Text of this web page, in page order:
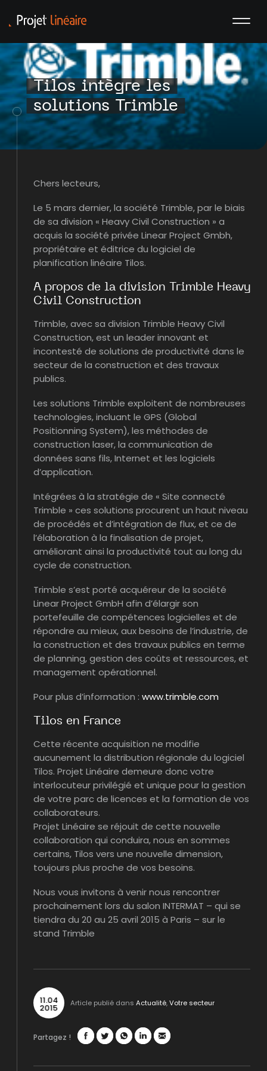
Tilos intègre les
solutions Trimble
Chers lecteurs,
Le 5 mars dernier, la société Trimble, par le biais
de sa division « Heavy Civil Construction » a
acquis la société privée Linear Project Gmbh,
propriétaire et éditrice du logiciel de
planification linéaire Tilos.
A propos de la division Trimble Heavy
Civil Construction
Trimble, avec sa division Trimble Heavy Civil
Construction, est un leader innovant et
incontesté de solutions de productivité dans le
secteur de la construction et des travaux
publics.
Les solutions Trimble exploitent de nombreuses
technologies, incluant le GPS (Global
Positionning System), les méthodes de
construction laser, la communication de
données sans fils, Internet et les logiciels
d’application.
Intégrées à la stratégie de « Site connecté
Trimble » ces solutions procurent un haut niveau
de procédés et d’intégration de flux, et ce de
l’élaboration à la finalisation de projet,
améliorant ainsi la productivité tout au long du
cycle de construction.
Trimble s’est porté acquéreur de la société
Linear Project GmbH afin d’élargir son
portefeuille de compétences logicielles et de
répondre au mieux, aux besoins de l’industrie, de
la construction et des travaux publics en terme
de planning, gestion des coûts et ressources, et
management opérationnel.
Pour plus d’information : www.trimble.com
Tilos en France
Cette récente acquisition ne modifie
aucunement la distribution régionale du logiciel
Tilos. Projet Linéaire demeure donc votre
interlocuteur privilégié et unique pour la gestion
de votre parc de licences et la formation de vos
collaborateurs.
Projet Linéaire se réjouit de cette nouvelle
collaboration qui conduira, nous en sommes
certains, Tilos vers une nouvelle dimension,
toujours plus proche de vos besoins.
Nous vous invitons à venir nous rencontrer
prochainement lors du salon INTERMAT – qui se
tiendra du 20 au 25 avril 2015 à Paris – sur le
stand Trimble
11.04
2015 Article publié dans Actualité,Votre secteur
Partagez !